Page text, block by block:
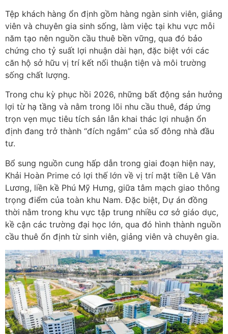
Tệp khách hàng ổn định gồm hàng ngàn sinh viên, giảng
viên và chuyên gia sinh sống, làm việc tại khu vực mỗi
năm tạo nên nguồn cầu thuê bền vững, qua đó bảo
chứng cho tỷ suất lợi nhuận dài hạn, đặc biệt với các
căn hộ sở hữu vị trí kết nối thuận tiện và môi trường
sống chất lượng.
Trong chu kỳ phục hồi 2026, những bất động sản hưởng
lợi từ hạ tầng và nằm trong lõi nhu cầu thuê, đáp ứng
trọn vẹn mục tiêu tích sản lẫn khai thác lợi nhuận ổn
định đang trở thành “đích ngắm” của số đông nhà đầu
tư.
Bổ sung nguồn cung hấp dẫn trong giai đoạn hiện nay,
Khải Hoàn Prime có lợi thế lớn về vị trí mặt tiền Lê Văn
Lương, liền kề Phú Mỹ Hưng, giữa tâm mạch giao thông
trọng điểm của toàn khu Nam. Đặc biệt, Dự án đồng
thời nằm trong khu vực tập trung nhiều cơ sở giáo dục,
kề cận các trường đại học lớn, qua đó hình thành nguồn
cầu thuê ổn định từ sinh viên, giảng viên và chuyên gia.